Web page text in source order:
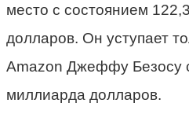
место с состоянием
долларов. Он уступает
Amazon Джеффу Безосу
миллиарда долларов.